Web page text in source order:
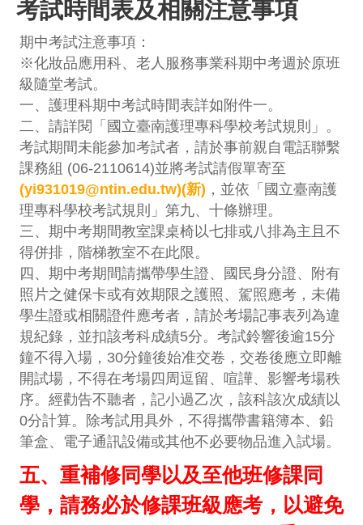
考試時間表及相關注意事項
期中考試注意事項：
※化妝品應用科、老人服務事業科期中考週於原班
級隨堂考試。
一、護理科期中考試時間表詳如附件一。
二、請詳閱「國立臺南護理專科學校考試規則」。
考試期間未能參加考試者，請於事前親自電話聯繫
課務組 (06-2110614)並將考試請假單寄至
(yi931019@ntin.edu.tw)(新) ，並依「國立臺南護
理專科學校考試規則」第九、十條辦理。
三、期中考期間教室課桌椅以七排或八排為主且不
得併排，階梯教室不在此限。
四、期中考期間請攜帶學生證、國民身分證、附有
照片之健保卡或有效期限之護照、駕照應考，未備
學生證或相關證件應考者，請於考場記事表列為違
規紀錄，並扣該考科成績5分。考試鈴響後逾15分
鐘不得入場，30分鐘後始准交卷，交卷後應立即離
開試場，不得在考場四周逗留、喧譁、影響考場秩
序。經勸告不聽者，記小過乙次，該科該次成績以
0分計算。除考試用具外，不得攜帶書籍簿本、鉛
筆盒、電子通訊設備或其他不必要物品進入試場。
五、重補修同學以及至他班修課同
學，請務必於修課班級應考，以避免